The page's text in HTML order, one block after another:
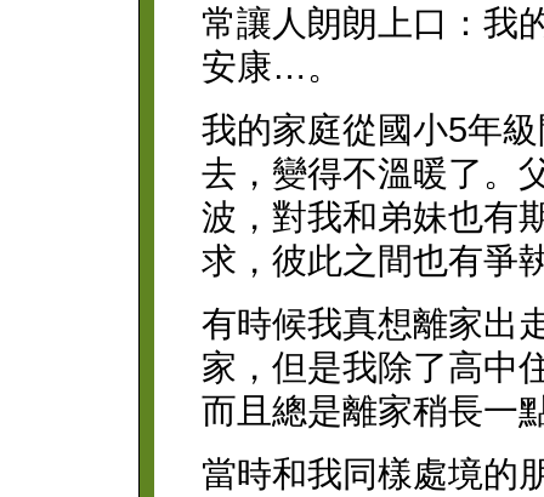
常讓人朗朗上口：我
安康…。
我的家庭從國小5年
去，變得不溫暖了。
波，對我和弟妹也有
求，彼此之間也有爭
有時候我真想離家出
家，但是我除了高中
而且總是離家稍長一
當時和我同樣處境的